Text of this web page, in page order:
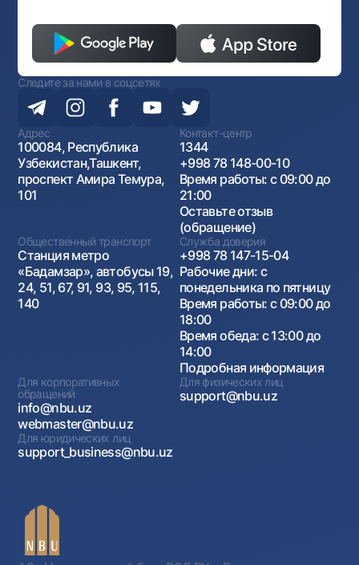
Следите за нами в соцсетях
Адрес
100084, Республика
Узбекистан,Ташкент,
проспект Амира Темура,
101
Контакт-центр
1344
+998 78 148-00-10
Время работы: с 09:00 до
21:00
Оставьте отзыв
(обращение)
Общественный транспорт
Станция метро
«Бадамзар», автобусы 19,
24, 51, 67, 91, 93, 95, 115,
140
Служба доверия
+998 78 147-15-04
Рабочие дни: с
понедельника по пятницу
Время работы: с 09:00 до
18:00
Время обеда: с 13:00 до
14:00
Подробная информация
Для корпоративных
обращений
info@nbu.uz
webmaster@nbu.uz
Для физических лиц
support@nbu.uz
Для юридических лиц
support_business@nbu.uz